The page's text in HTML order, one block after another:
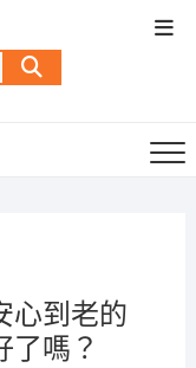
Search
…
心到老的
了嗎？